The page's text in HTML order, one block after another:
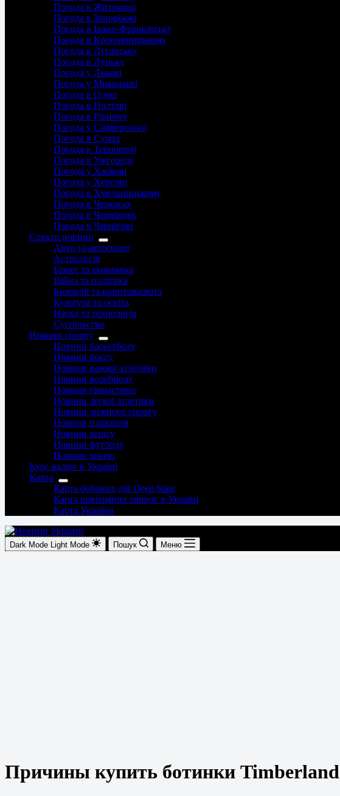
Погода в Житомирі
Погода в Запоріжжі
Погода в Івано-Франківську
Погода в Кропивницькому
Погода в Луганську
Погода в Луцьку
Погода у Львові
Погода у Миколаєві
Погода в Одесі
Погода в Полтаві
Погода в Рівному
Погода у Сімферополі
Погода в Сумах
Погода в Тернополі
Погода в Ужгороді
Погода у Харкові
Погода у Херсоні
Погода в Хмельницькому
Погода в Черкасах
Погода в Чернівцях
Погода в Чернігові
Спектр новини
Авто та автоспорт
Астрологія
Бізнес та економіка
Війна та політика
Іноваціії та криптовалюта
Культура та освіта
Наука та технологія
Суспільство
Новини спорту
Новини баскетболу
Новини боксу
Новини важкої атлетики
Новини волейболу
Новини гімнастики
Новини легкої атлетики
Новини лижного спорту
Новини плавання
Новини тенісу
Новини футболу
Новини хокею
Курс валют в Україні
Карта
Карта бойових дій Deep State
Карта повітряних тривог в Україні
Карта України
Dark Mode Light Mode Пошук Меню
Причины купить ботинки Timberland